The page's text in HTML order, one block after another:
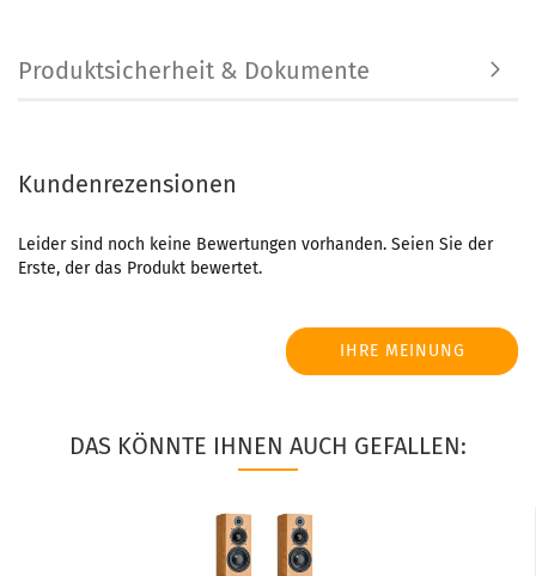
Produktsicherheit & Dokumente
Kundenrezensionen
Leider sind noch keine Bewertungen vorhanden. Seien Sie der
Erste, der das Produkt bewertet.
IHRE MEINUNG
DAS KÖNNTE IHNEN AUCH GEFALLEN: